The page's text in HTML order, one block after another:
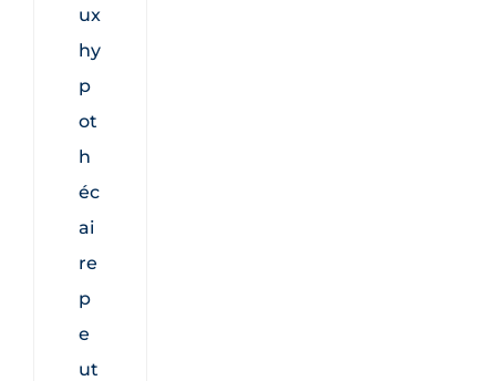
ux
hy
p
ot
h
éc
ai
re
p
e
ut